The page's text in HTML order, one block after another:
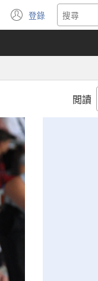
登錄
（開
啟
視
閲讀